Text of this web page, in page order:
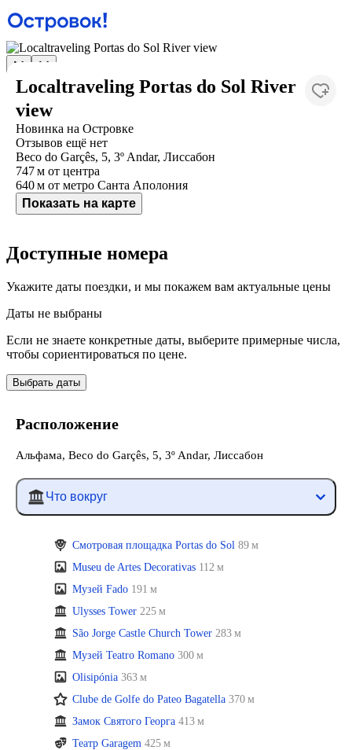
Localtraveling Portas do Sol River
view
Новинка на Островке
Отзывов ещё нет
Beco do Garçês, 5, 3º Andar, Лиссабон
747 м от центра
640 м от метро Санта Аполония
Показать на карте
Доступные номера
Укажите даты поездки, и мы покажем вам актуальные цены
Даты не выбраны
Если не знаете конкретные даты, выберите примерные числа,
чтобы сориентироваться по цене.
Выбрать даты
Расположение
Альфама, Beco do Garçês, 5, 3º Andar, Лиссабон
Что вокруг
Смотровая площадка Portas do Sol 89 м
Museu de Artes Decorativas 112 м
Музей Fado 191 м
Ulysses Tower 225 м
São Jorge Castle Church Tower 283 м
Музей Teatro Romano 300 м
Olisipónia 363 м
Clube de Golfe do Pateo Bagatella 370 м
Замок Святого Георга 413 м
Театр Garagem 425 м